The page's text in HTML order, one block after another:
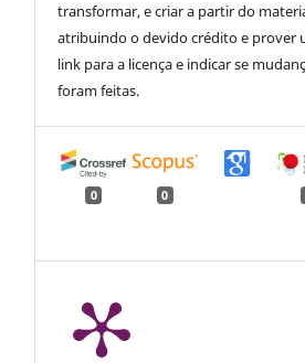
transformar, e criar a partir do
atribuindo o devido crédito e prover
link para a licença e indicar se
foram feitas.
0 0